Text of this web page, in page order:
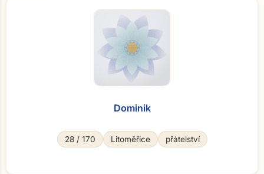
Přejít na hlavní obsah
Dominik
28 / 170 Litoměřice přátelství